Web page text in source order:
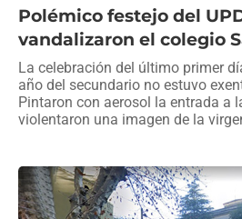
Polémico festejo del
vandalizaron el colegio
La celebración del último primer
año del secundario no estuvo
Pintaron con aerosol la entrada a
violentaron una imagen de la